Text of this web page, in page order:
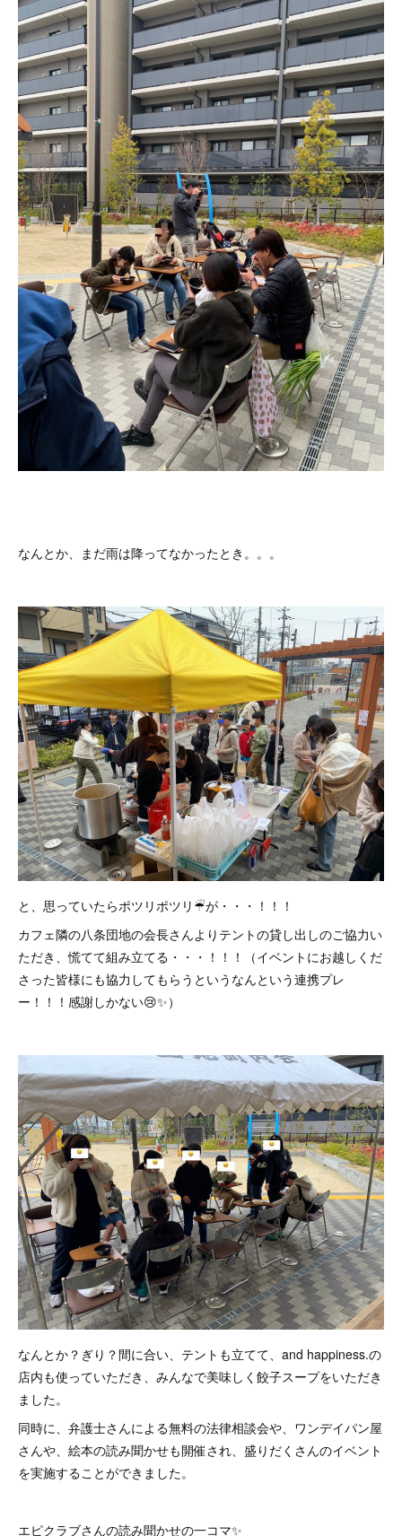
なんとか、まだ雨は降ってなかったとき。。。
と、思っていたらポツリポツリ☔︎が・・・！！！
カフェ隣の八条団地の会長さんよりテントの貸し出しのご協力い
ただき、慌てて組み立てる・・・！！！（イベントにお越しくだ
さった皆様にも協力してもらうというなんという連携プレ
ー！！！感謝しかない😢✨）
なんとか？ぎり？間に合い、テントも立てて、and happiness.の
店内も使っていただき、みんなで美味しく餃子スープをいただき
ました。
同時に、弁護士さんによる無料の法律相談会や、ワンデイパン屋
さんや、絵本の読み聞かせも開催され、盛りだくさんのイベント
を実施することができました。
エピクラブさんの読み聞かせの一コマ✨